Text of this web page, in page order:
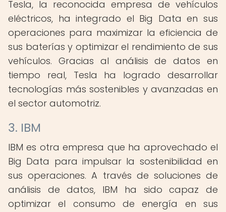
Tesla, la reconocida empresa de vehículos
eléctricos, ha integrado el Big Data en sus
operaciones para maximizar la eficiencia de
sus baterías y optimizar el rendimiento de sus
vehículos. Gracias al análisis de datos en
tiempo real, Tesla ha logrado desarrollar
tecnologías más sostenibles y avanzadas en
el sector automotriz.
3. IBM
IBM es otra empresa que ha aprovechado el
Big Data para impulsar la sostenibilidad en
sus operaciones. A través de soluciones de
análisis de datos, IBM ha sido capaz de
optimizar el consumo de energía en sus